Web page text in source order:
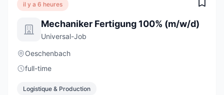
il y a 6 heures
Mechaniker Fertigung 100% (m/w/d)
Universal-Job
Oeschenbach
full-time
Logistique & Production